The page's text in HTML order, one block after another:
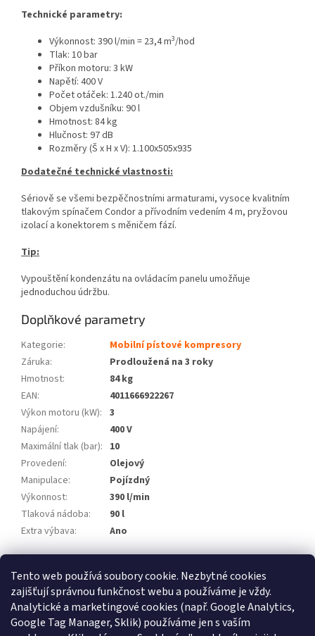
Tento web používá soubory cookie. Nezbytné cookies
zajišťují správnou funkčnost webu a používáme je vždy.
Analytické a marketingové cookies (např. Google Analytics,
Google Tag Manager, Sklik) používáme jen s vaším
Technické parametry:
Výkonnost: 390 l/min = 23,4 m3/hod
Tlak: 10 bar
Příkon motoru: 3 kW
Napětí: 400 V
Počet otáček: 1.240 ot./min
Objem vzdušníku: 90 l
Hmotnost: 84 kg
Hlučnost: 97 dB
Rozměry (Š x H x V): 1.100x505x935
Dodatečné technické vlastnosti:
Sériově se všemi bezpěčnostními armaturami, vysoce kvalitním
tlakovým spínačem Condor a přívodním vedením 4 m, pryžovou
izolací a konektorem s měničem fází.
Tip:
Vypouštění kondenzátu na ovládacím panelu umožňuje
jednoduchou údržbu.
Doplňkové parametry
Kategorie:
Mobilní pístové kompresory
Záruka:
Prodloužená na 3 roky
Hmotnost:
84 kg
EAN:
4011666922267
Výkon motoru (kW): 3
Napájení:
400 V
Maximální tlak (bar): 10
Provedení:
Olejový
Manipulace:
Pojízdný
Výkonnost:
390 l/min
Tlaková nádoba:
90 l
Extra výbava: Ano
Atlas Copco Schneider Airsystems ATMOS BEKO Technologies
METAL WORK Pneumatic Inaircom
Atlas Copco